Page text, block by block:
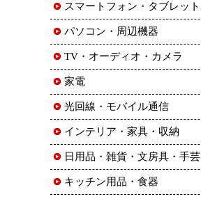
スマートフォン・タブレット
パソコン・周辺機器
TV・オーディオ・カメラ
家電
光回線・モバイル通信
インテリア・家具・収納
日用品・雑貨・文房具・手芸
キッチン用品・食器